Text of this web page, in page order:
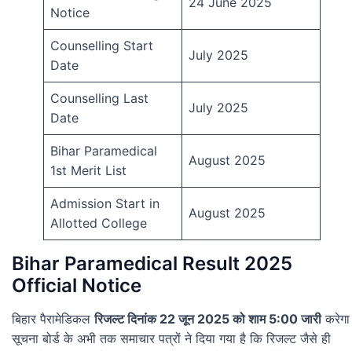
Notice
Counselling Start
Date
July 2025
Counselling Last
Date
July 2025
Bihar Paramedical
1st Merit List
August 2025
Admission Start in
Allotted College
August 2025
Bihar Paramedical Result 2025
Official Notice
बिहार पैरामेडिकलरिजल्ट दिनांक 22 जून 2025 को शाम 5:00 जारीकरेगा
सूचना बोर्ड के अभी तक समाचार पत्रों ने दिया गया है कि रिजल्ट जैसे ही